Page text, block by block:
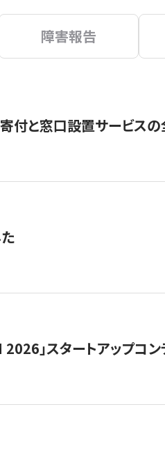
障害報告
付と窓口設置サービス
」スタートアップコ